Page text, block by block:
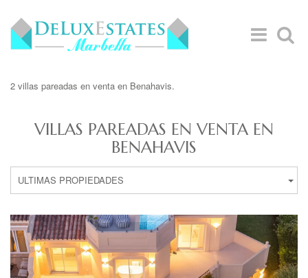
2 villas pareadas en venta en Benahavis.
VILLAS PAREADAS EN VENTA EN
BENAHAVIS
ULTIMAS PROPIEDADES